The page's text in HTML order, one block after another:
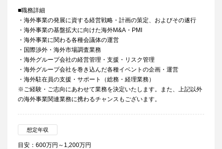
■職務詳細
・海外事業の発展に資する経営戦略・計画の策定、およびその遂行
・海外事業の基盤拡大に向けた海外M&A・PMI
・海外事業に関わる各種会議体の運営
・国際渉外・海外市場調査業務
・海外グループ会社の経営管理・支援・リスク管理
・海外グループ会社を巻き込んだ各種イベントの企画・運営
・海外駐在員の支援・サポート（総務・経理業務）
※ご経験・ご志向にあわせて業務を決定いたします。また、上記以外
の海外事業関連業務に携わるチャンスもございます。
想定年収
目安：600万円～1,200万円